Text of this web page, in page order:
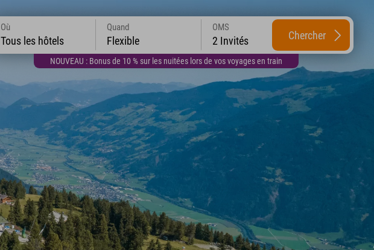
NOUVEAU : Bonus de 10 % sur les nuitées lors de vos voyages en train
Où
Tous les hôtels
Quand
Flexible
OMS
2 Invités Chercher